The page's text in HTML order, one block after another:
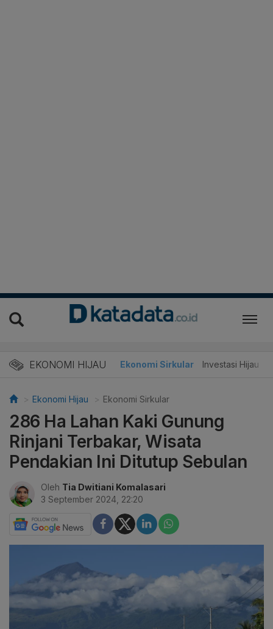
EKONOMI HIJAU
Energi Baru Ekonomi Sirkular Investasi Hijau
Ekonomi Hijau Ekonomi Sirkular
286 Ha Lahan Kaki Gunung
Rinjani Terbakar, Wisata
Pendakian Ini Ditutup Sebulan
Oleh Tia Dwitiani Komalasari
3 September 2024, 22:20